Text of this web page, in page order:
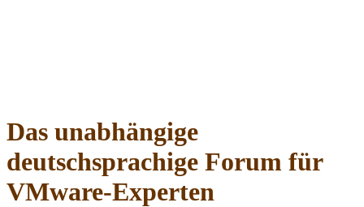
Das unabhängige
deutschsprachige Forum für
VMware-Experten